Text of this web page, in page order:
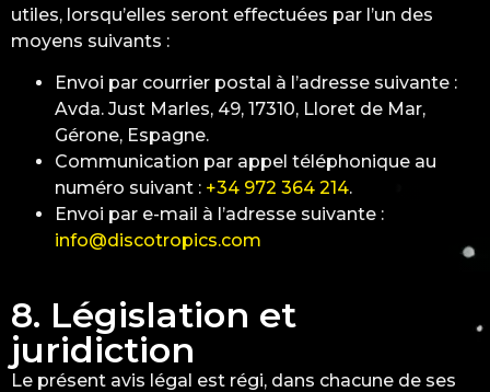
utiles, lorsqu’elles seront effectuées par l’un des
moyens suivants :
Envoi par courrier postal à l’adresse suivante :
Avda. Just Marles, 49, 17310, Lloret de Mar,
Gérone, Espagne.
Communication par appel téléphonique au
numéro suivant : +34 972 364 214.
Envoi par e-mail à l’adresse suivante :
info@discotropics.com
8. Législation et
juridiction
Le présent avis légal est régi, dans chacune de ses